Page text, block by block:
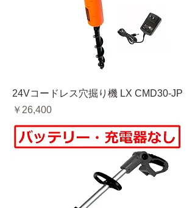
24Vコードレス穴掘り機 LX CMD30-JP
価格
￥26,400